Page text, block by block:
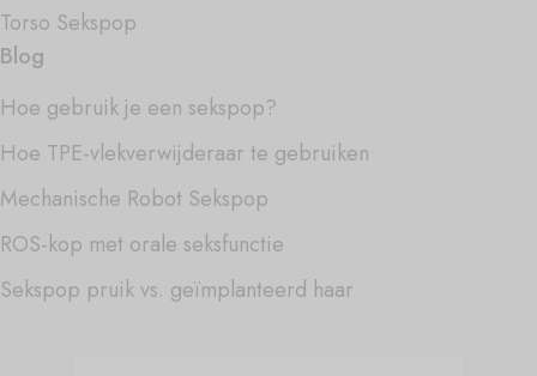
Torso Sekspop
Blog
Hoe gebruik je een sekspop?
Hoe TPE-vlekverwijderaar te gebruiken
Mechanische Robot Sekspop
ROS-kop met orale seksfunctie
Sekspop pruik vs. geïmplanteerd haar